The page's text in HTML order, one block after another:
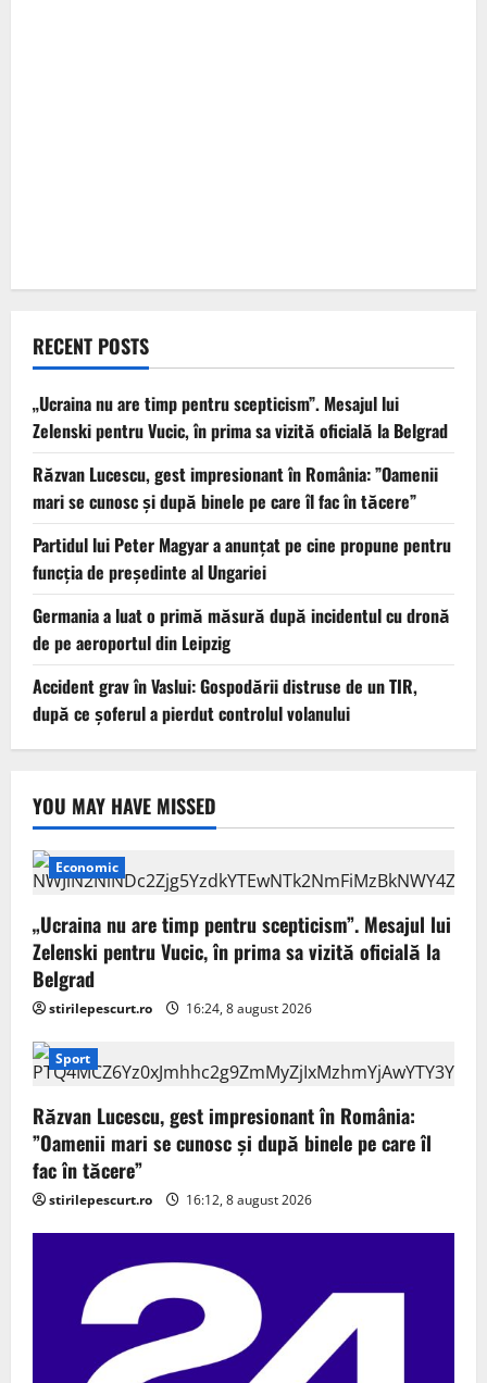
RECENT POSTS
„Ucraina nu are timp pentru scepticism”. Mesajul lui
Zelenski pentru Vucic, în prima sa vizită oficială la Belgrad
Răzvan Lucescu, gest impresionant în România: ”Oamenii
mari se cunosc și după binele pe care îl fac în tăcere”
Partidul lui Peter Magyar a anunțat pe cine propune pentru
funcția de președinte al Ungariei
Germania a luat o primă măsură după incidentul cu dronă
de pe aeroportul din Leipzig
Accident grav în Vaslui: Gospodării distruse de un TIR,
după ce șoferul a pierdut controlul volanului
YOU MAY HAVE MISSED
Economic
„Ucraina nu are timp pentru scepticism”. Mesajul lui
Zelenski pentru Vucic, în prima sa vizită oficială la
Belgrad
stirilepescurt.ro 16:24, 8 august 2026
Sport
Răzvan Lucescu, gest impresionant în România:
”Oamenii mari se cunosc și după binele pe care îl
fac în tăcere”
stirilepescurt.ro 16:12, 8 august 2026